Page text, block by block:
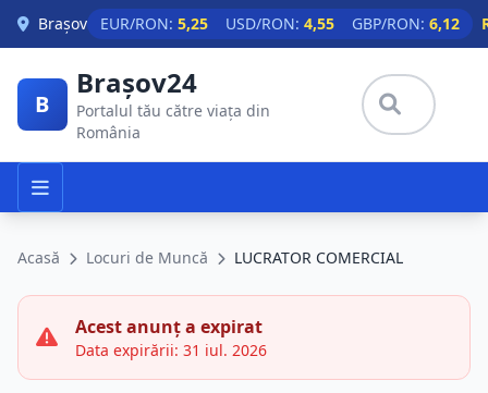
Skip to main content
Brașov EUR/RON: 5,25 USD/RON: 4,55 GBP/RON: 6,12
B
Brașov24
Portalul tău către viața din
România
Acasă Locuri de Muncă LUCRATOR COMERCIAL
Acest anunț a expirat
Data expirării: 31 iul. 2026